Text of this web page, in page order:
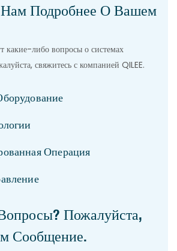
Нам Подробнее О Вашем
какие-либо вопросы о системах
свяжитесь с компанией QILEE.
Операция
Пожалуйста,
Сообщение.